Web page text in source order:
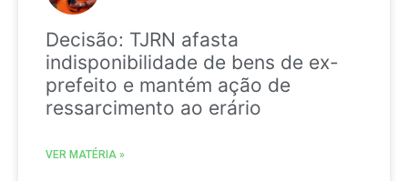
Decisão: TJRN afasta
indisponibilidade de bens de ex-
prefeito e mantém ação de
ressarcimento ao erário
VER MATÉRIA »